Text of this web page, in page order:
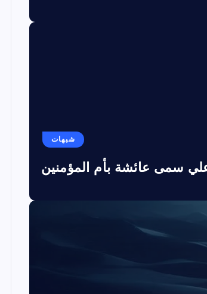
شبهات
سمى عائشة بأم المؤمنين